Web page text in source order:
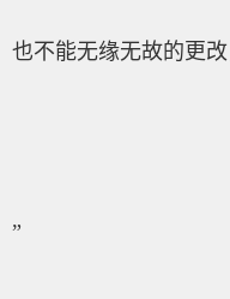
也不能无缘无故的更
”